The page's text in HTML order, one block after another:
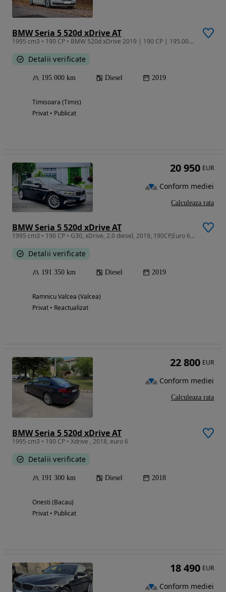
BMW Seria 5 520d xDrive AT
1995 cm3 • 190 CP • BMW 520d xDrive 2019 | 190 CP | 195.000 km REALI |
Detalii verificate
195 000 km Diesel 2019
Timisoara (Timis)
Privat • Publicat
BMW Seria 5 520d xDrive AT
1995 cm3 • 190 CP • G30, xDrive, 2.0 diesel, 2019, 190CP,Euro 6,LuxuryLine,TVA deductibil,
Detalii verificate
191 350 km Diesel 2019
Ramnicu Valcea (Valcea)
Privat • Reactualizat
20 950 EUR
Conform mediei
Calculeaza rata
BMW Seria 5 520d xDrive AT
1995 cm3 • 190 CP • Xdrive , 2018, euro 6
Detalii verificate
191 300 km Diesel 2018
Onesti (Bacau)
Privat • Publicat
22 800 EUR
Conform mediei
Calculeaza rata
18 490 EUR
Conform mediei